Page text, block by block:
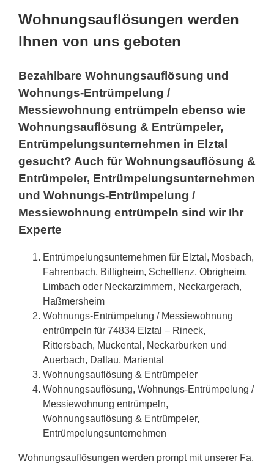
Wohnungsauflösungen werden
Ihnen von uns geboten
Bezahlbare Wohnungsauflösung und
Wohnungs-Entrümpelung /
Messiewohnung entrümpeln ebenso wie
Wohnungsauflösung & Entrümpeler,
Entrümpelungsunternehmen in Elztal
gesucht? Auch für Wohnungsauflösung &
Entrümpeler, Entrümpelungsunternehmen
und Wohnungs-Entrümpelung /
Messiewohnung entrümpeln sind wir Ihr
Experte
Entrümpelungsunternehmen für Elztal, Mosbach,
Fahrenbach, Billigheim, Schefflenz, Obrigheim,
Limbach oder Neckarzimmern, Neckargerach,
Haßmersheim
Wohnungs-Entrümpelung / Messiewohnung
entrümpeln für 74834 Elztal – Rineck,
Rittersbach, Muckental, Neckarburken und
Auerbach, Dallau, Mariental
Wohnungsauflösung & Entrümpeler
Wohnungsauflösung, Wohnungs-Entrümpelung /
Messiewohnung entrümpeln,
Wohnungsauflösung & Entrümpeler,
Entrümpelungsunternehmen
Wohnungsauflösungen werden prompt mit unserer Fa.